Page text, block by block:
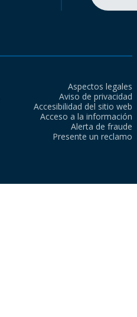
Aspectos legales
Aviso de privacidad
Accesibilidad del sitio web
Acceso a la información
Alerta de fraude
Presente un reclamo